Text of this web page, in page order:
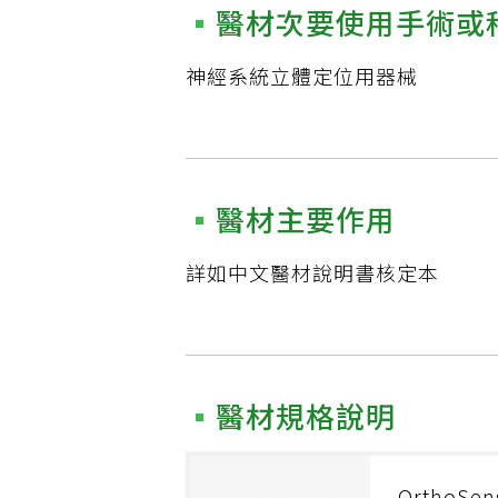
醫材次要使用手術或
神經系統立體定位用器械
醫材主要作用
詳如中文醫材說明書核定本
醫材規格說明